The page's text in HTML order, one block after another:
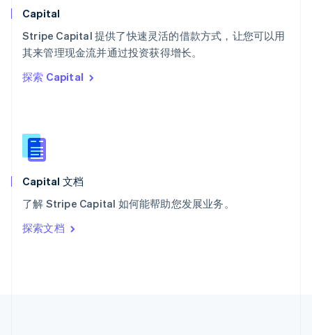
Capital
Stripe Capital 提供了快速灵活的借款方式，让您可以用
其来管理现金流并通过投资获得增长。
探索 Capital
Capital 文档
了解 Stripe Capital 如何能帮助您发展业务。
探索文档
泰国
ไทยEnglish
希腊
English
西班牙
新西兰
English
匈牙利
English
ItalianoEnglish
印度
English